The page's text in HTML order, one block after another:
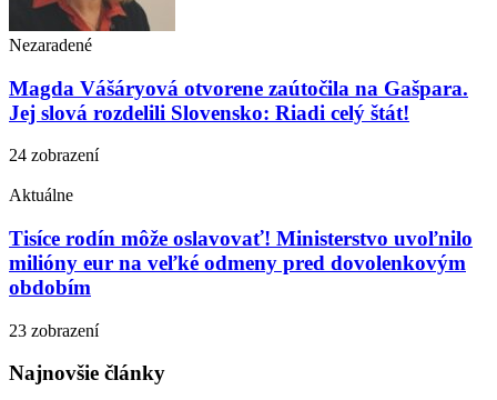
Nezaradené
Magda Vášáryová otvorene zaútočila na Gašpara.
Jej slová rozdelili Slovensko: Riadi celý štát!
24 zobrazení
Aktuálne
Tisíce rodín môže oslavovať! Ministerstvo uvoľnilo
milióny eur na veľké odmeny pred dovolenkovým
obdobím
23 zobrazení
Najnovšie články